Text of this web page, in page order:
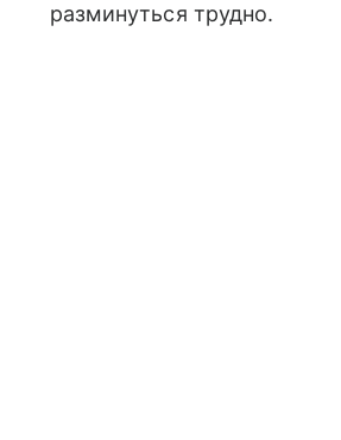
разминуться трудно.